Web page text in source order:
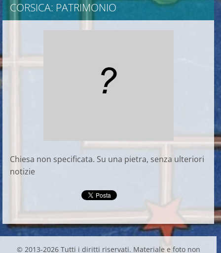
CORSICA: PATRIMONIO
Chiesa non specificata. Su una pietra, senza ulteriori
notizie
© 2013-2026 Tutti i diritti riservati. Materiale e foto non